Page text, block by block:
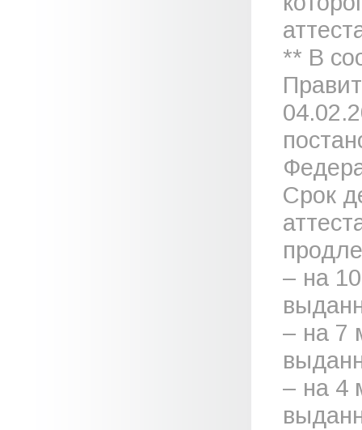
** В
Срок
– на
– на 7
– на 4